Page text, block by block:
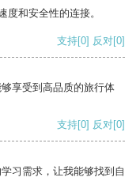
和安全性的连接。
支持[0] 反对[0]
享受到高品质的旅行体
支持[0] 反对[0]
习需求，让我能够找到自